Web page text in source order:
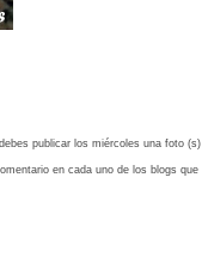
publicar los miércoles una foto (s)
en cada uno de los blogs que